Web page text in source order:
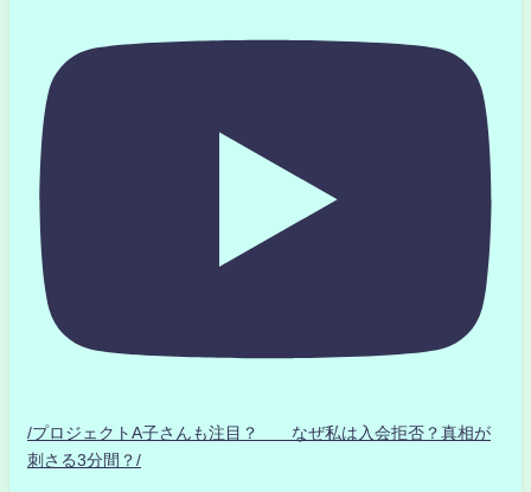
/プロジェクトA子さんも注目？ なぜ私は入会拒否？真相が
刺さる3分間？/